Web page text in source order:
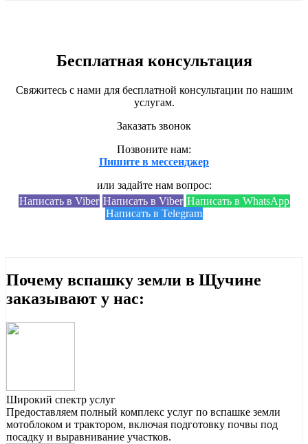
Бесплатная консультация
Свяжитесь с нами для бесплатной консультации по нашим
услугам.
Заказать звонок
Позвоните нам:
Пишите в мессенджер
или задайте нам вопрос:
Написать в Viber Написать в Viber Написать в WhatsApp
Написать в Telegram
Почему вспашку земли в Щучине
заказывают у нас:
Широкий спектр услуг
Предоставляем полный комплекс услуг по вспашке земли
мотоблоком и трактором, включая подготовку почвы под
посадку и выравнивание участков.